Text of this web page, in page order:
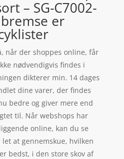
– SG-C7002-
er
når der shoppes online, får
nødvendigvis findes i
dikterer min. 14 dages
dine varer, der findes
bedre og giver mere end
til. Når webshops har
online, kan du se
at gennemskue, hvilken
bedst, i den store skov af